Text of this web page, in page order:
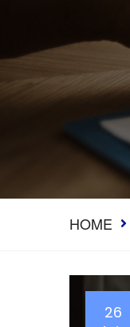
HOME
26